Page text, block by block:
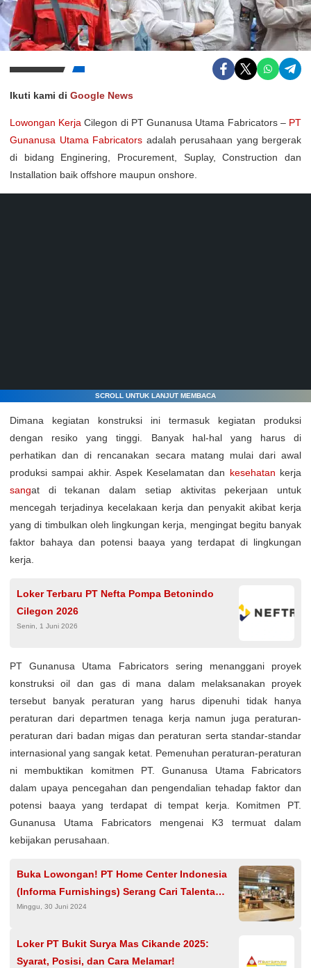
Ikuti kami di Google News
Lowongan Kerja Cilegon di PT Gunanusa Utama Fabricators – PT
Gunanusa Utama Fabricators adalah perusahaan yang bergerak
di bidang Enginering, Procurement, Suplay, Construction dan
Installation baik offshore maupun onshore.
SCROLL UNTUK LANJUT MEMBACA
Dimana kegiatan konstruksi ini termasuk kegiatan produksi
dengan resiko yang tinggi. Banyak hal-hal yang harus di
perhatikan dan di rencanakan secara matang mulai dari awal
produksi sampai akhir. Aspek Keselamatan dan kesehatan kerja
sangat di tekanan dalam setiap aktivitas pekerjaan untuk
mencegah terjadinya kecelakaan kerja dan penyakit akibat kerja
yang di timbulkan oleh lingkungan kerja, mengingat begitu banyak
faktor bahaya dan potensi baaya yang terdapat di lingkungan
kerja.
Loker Terbaru PT Nefta Pompa Betonindo
Cilegon 2026
Senin, 1 Juni 2026
PT Gunanusa Utama Fabricators sering menanggani proyek
konstruksi oil dan gas di mana dalam melaksanakan proyek
tersebut banyak peraturan yang harus dipenuhi tidak hanya
peraturan dari departmen tenaga kerja namun juga peraturan-
peraturan dari badan migas dan peraturan serta standar-standar
internasional yang sangak ketat. Pemenuhan peraturan-peraturan
ni membuktikan komitmen PT. Gunanusa Utama Fabricators
dalam upaya pencegahan dan pengendalian tehadap faktor dan
potensi baaya yang terdapat di tempat kerja. Komitmen PT.
Gunanusa Utama Fabricators mengenai K3 termuat dalam
kebijakan perusahaan.
Buka Lowongan! PT Home Center Indonesia
(Informa Furnishings) Serang Cari Talenta
Baru
Minggu, 30 Juni 2024
Loker PT Bukit Surya Mas Cikande 2025:
Syarat, Posisi, dan Cara Melamar!